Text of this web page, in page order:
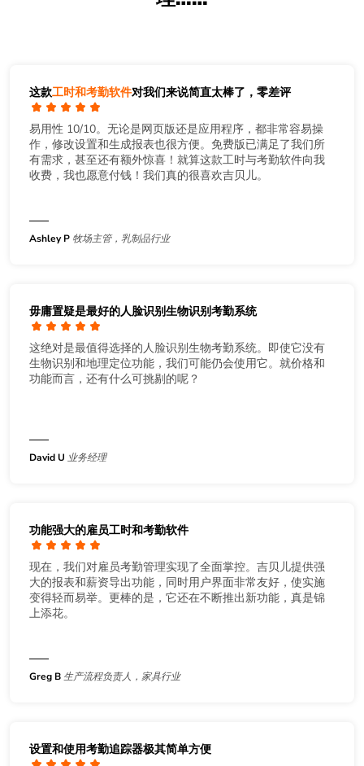
这款工时和考勤软件对我们来说简直太棒了，零差评
易用性 10/10。无论是网页版还是应用程序，都非常容易操
作，修改设置和生成报表也很方便。免费版已满足了我们所
有需求，甚至还有额外惊喜！就算这款工时与考勤软件向我
收费，我也愿意付钱！我们真的很喜欢吉贝儿。
Ashley P 牧场主管，乳制品行业
毋庸置疑是最好的人脸识别生物识别考勤系统
这绝对是最值得选择的人脸识别生物考勤系统。即使它没有
生物识别和地理定位功能，我们可能仍会使用它。就价格和
功能而言，还有什么可挑剔的呢？
David U 业务经理
功能强大的雇员工时和考勤软件
现在，我们对雇员考勤管理实现了全面掌控。吉贝儿提供强
大的报表和薪资导出功能，同时用户界面非常友好，使实施
变得轻而易举。更棒的是，它还在不断推出新功能，真是锦
上添花。
Greg B 生产流程负责人，家具行业
设置和使用考勤追踪器极其简单方便